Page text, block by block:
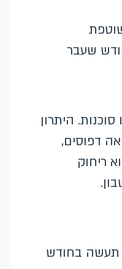
שעבר
היתרון
דפוסים,
ריחוק
תעשה בחודש